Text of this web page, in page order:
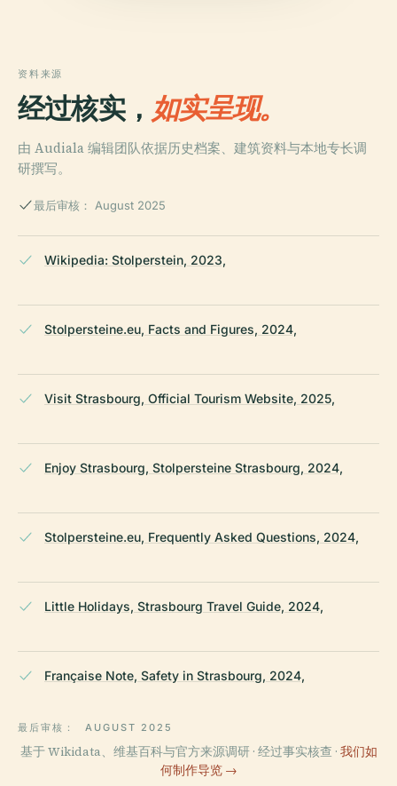
资料来源
经过核实， 如实呈现。
由 Audiala 编辑团队依据历史档案、建筑资料与本地专长调
研撰写。
最后审核： August 2025
Wikipedia: Stolperstein, 2023,
Stolpersteine.eu, Facts and Figures, 2024,
Visit Strasbourg, Official Tourism Website, 2025,
Enjoy Strasbourg, Stolpersteine Strasbourg, 2024,
Stolpersteine.eu, Frequently Asked Questions, 2024,
Little Holidays, Strasbourg Travel Guide, 2024,
Française Note, Safety in Strasbourg, 2024,
最后审核： AUGUST 2025
基于 Wikidata、维基百科与官方来源调研 · 经过事实核查 · 我们如
何制作导览 →